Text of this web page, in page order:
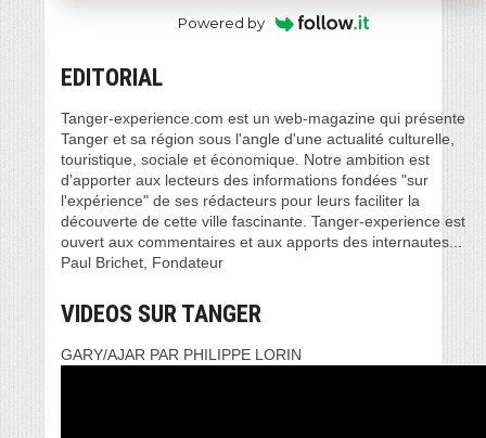
Powered by
EDITORIAL
Tanger-experience.com est un web-magazine qui présente
Tanger et sa région sous l'angle d'une actualité culturelle,
touristique, sociale et économique. Notre ambition est
d’apporter aux lecteurs des informations fondées "sur
l'expérience" de ses rédacteurs pour leurs faciliter la
découverte de cette ville fascinante. Tanger-experience est
ouvert aux commentaires et aux apports des internautes...
Paul Brichet, Fondateur
VIDEOS SUR TANGER
GARY/AJAR PAR PHILIPPE LORIN